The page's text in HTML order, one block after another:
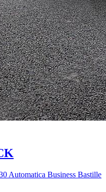
Automatica Business Bastille